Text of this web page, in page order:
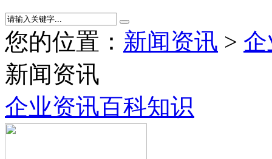
您的位置： 新闻资讯 >
新闻资讯
企业资讯百科知识